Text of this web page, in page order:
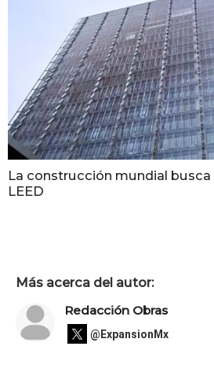
La construcción mundial busca
LEED
Más acerca del autor:
Redacción Obras
@ExpansionMx